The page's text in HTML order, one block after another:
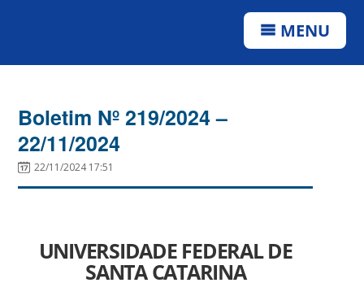
MENU
Boletim Nº 219/2024 –
22/11/2024
22/11/2024 17:51
UNIVERSIDADE FEDERAL DE
SANTA CATARINA